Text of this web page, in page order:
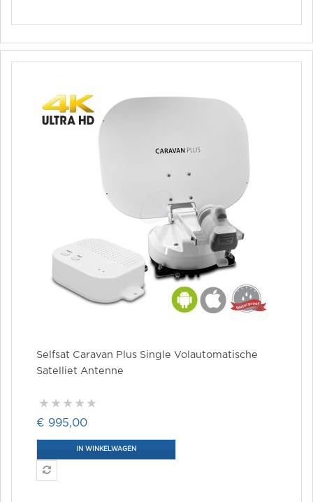
Selfsat Caravan Plus Single Volautomatische
Satelliet Antenne
€ 995,00
IN WINKELWAGEN